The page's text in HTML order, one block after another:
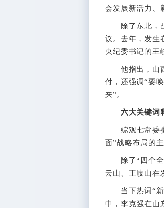
会发展新活力、
除了东北，凸
议。去年，发生
央纪委书记的王
他指出，山西
付，还强调“要
来”。
六大关键词
综观七常委参
面”战略布局的
除了“四个全
云山、王岐山在
当下热词“新
中，李克强在山